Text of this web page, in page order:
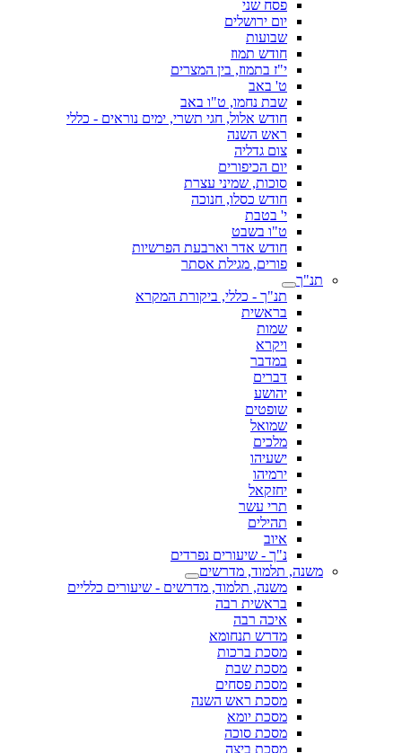
פסח שני
יום ירושלים
שבועות
חודש תמוז
י"ז בתמוז, בין המצרים
ט' באב
שבת נחמו, ט"ו באב
חודש אלול, חגי תשרי, ימים נוראים - כללי
ראש השנה
צום גדליה
יום הכיפורים
סוכות, שמיני עצרת
חודש כסלו, חנוכה
י' בטבת
ט"ו בשבט
חודש אדר וארבעת הפרשיות
פורים, מגילת אסתר
תנ"ך
תנ"ך - כללי, ביקורת המקרא
בראשית
שמות
ויקרא
במדבר
דברים
יהושע
שופטים
שמואל
מלכים
ישעיהו
ירמיהו
יחזקאל
תרי עשר
תהילים
איוב
נ"ך - שיעורים נפרדים
משנה, תלמוד, מדרשים
משנה, תלמוד, מדרשים - שיעורים כלליים
בראשית רבה
איכה רבה
מדרש תנחומא
מסכת ברכות
מסכת שבת
מסכת פסחים
מסכת ראש השנה
מסכת יומא
מסכת סוכה
מסכת ביצה